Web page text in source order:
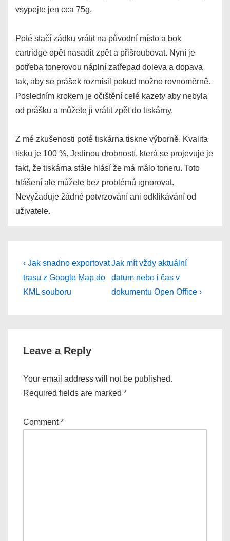
vsypejte jen cca 75g.
Poté stačí zádku vrátit na původní místo a bok
cartridge opět nasadit zpět a přišroubovat. Nyní je
potřeba tonerovou náplní zatřepad doleva a dopava
tak, aby se prášek rozmísil pokud možno rovnoměrně.
Posledním krokem je očištění celé kazety aby nebyla
od prášku a můžete ji vrátit zpět do tiskárny.
Z mé zkušenosti poté tiskárna tiskne výborně. Kvalita
tisku je 100 %. Jedinou drobností, která se projevuje je
fakt, že tiskárna stále hlásí že má málo toneru. Toto
hlášení ale můžete bez problémů ignorovat.
Nevyžaduje žádné potvrzování ani odklikávání od
uživatele.
Post
navigation
Previous
Post
is
‹ Jak snadno exportovat
trasu z Google Map do
KML souboru
Next
Post
is
Jak mít vždy aktuální
datum nebo i čas v
dokumentu Open Office ›
Leave a Reply
Your email address will not be published.
Required fields are marked *
Comment*